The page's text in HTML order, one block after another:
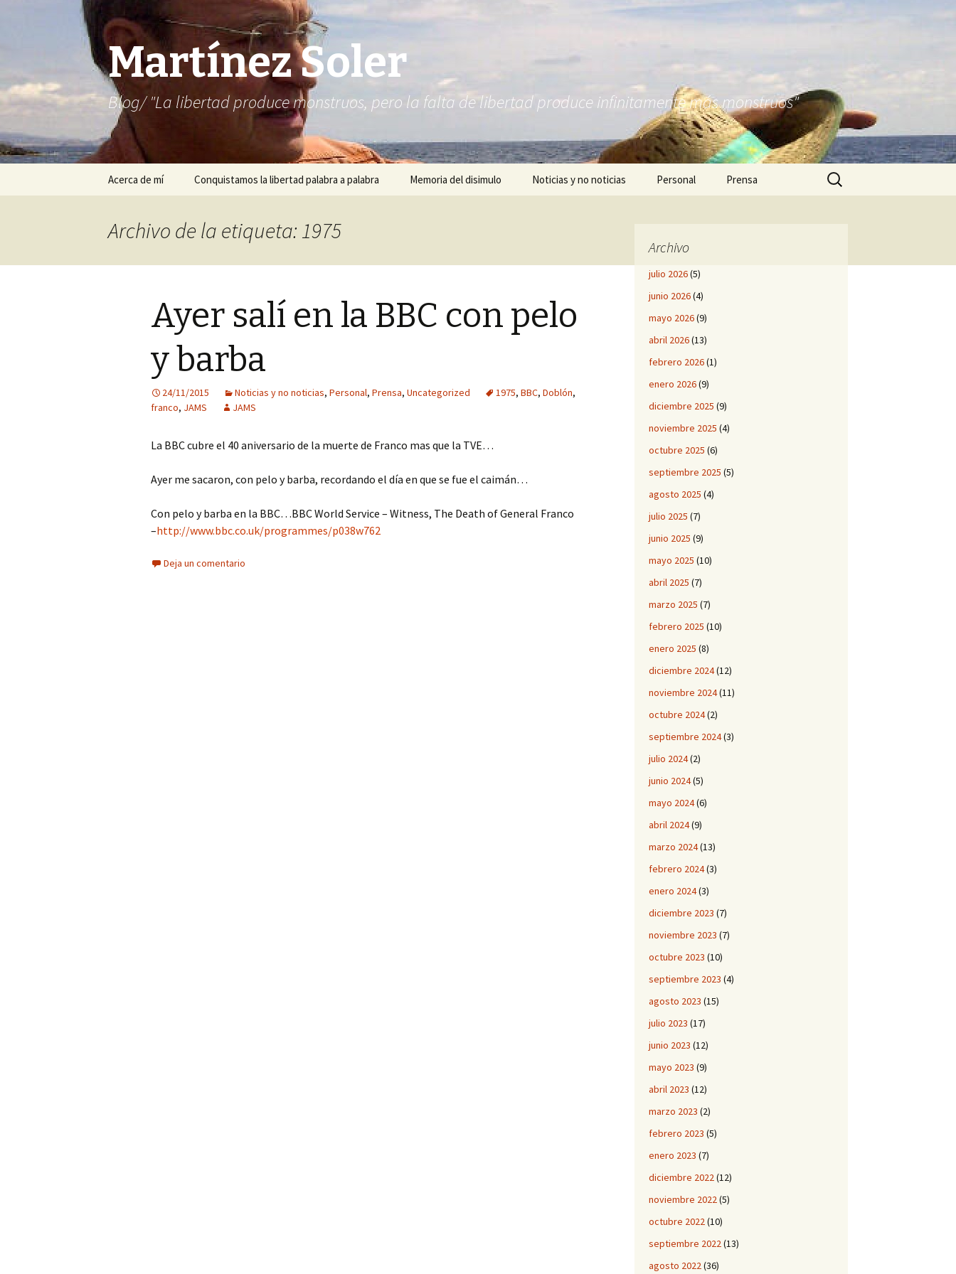
Martínez Soler
Blog/ "La libertad produce monstruos, pero la falta de libertad produce infinitamente más monstruos"
Saltar
Acerca de mí Conquistamos la libertad palabra a palabra Memoria del disimulo Noticias y no noticias Personal Prensa Buscar:
Archivo de la etiqueta: 1975
Ayer salí en la BBC con pelo
y barba
24/11/2015 Noticias y no noticias, Personal, Prensa, Uncategorized 1975, BBC, Doblón,
franco, JAMS JAMS
La BBC cubre el 40 aniversario de la muerte de Franco mas que la TVE…
Ayer me sacaron, con pelo y barba, recordando el día en que se fue el caimán…
Con pelo y barba en la BBC…BBC World Service – Witness, The Death of General Franco
–http://www.bbc.co.uk/programmes/p038w762
Deja un comentario
Archivo
julio 2026(5)
junio 2026(4)
mayo 2026(9)
abril 2026(13)
febrero 2026(1)
enero 2026(9)
diciembre 2025 (9)
noviembre 2025 (4)
octubre 2025 (6)
septiembre 2025 (5)
agosto 2025 (4)
julio 2025 (7)
junio 2025 (9)
mayo 2025 (10)
abril 2025 (7)
marzo 2025 (7)
febrero 2025 (10)
enero 2025 (8)
diciembre 2024(12)
noviembre 2024(11)
octubre 2024(2)
septiembre 2024(3)
julio 2024(2)
junio 2024(5)
mayo 2024(6)
abril 2024(9)
marzo 2024(13)
febrero 2024(3)
enero 2024(3)
diciembre 2023 (7)
noviembre 2023 (7)
octubre 2023 (10)
septiembre 2023 (4)
agosto 2023 (15)
julio 2023 (17)
junio 2023 (12)
mayo 2023 (9)
abril 2023 (12)
marzo 2023 (2)
febrero 2023 (5)
enero 2023 (7)
diciembre 2022(12)
noviembre 2022(5)
octubre 2022(10)
septiembre 2022(13)
agosto 2022(36)